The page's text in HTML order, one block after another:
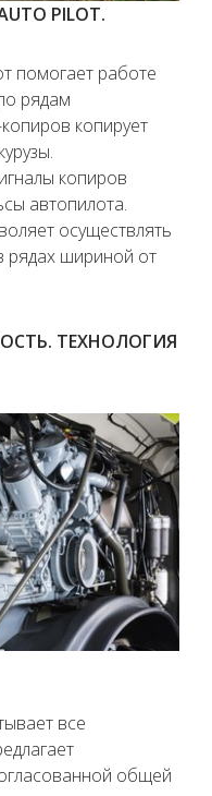
PILOT.
помогает работе
рядам
копирует
копиров
автопилота.
осуществлять
рядах шириной от
ТЕХНОЛОГИЯ
все
общей